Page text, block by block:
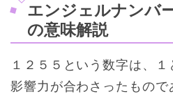
エンジェルナンバ
の意味解説
１２５５という数字は、
影響力が合わさったもので